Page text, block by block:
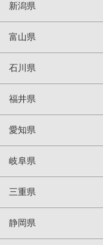
新潟県
富山県
石川県
福井県
愛知県
岐阜県
三重県
静岡県